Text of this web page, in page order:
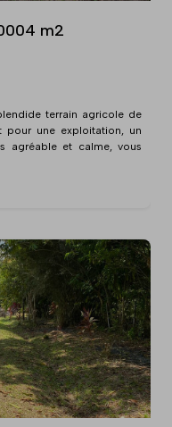
m2
terrain agricole de
pour une exploitation, un
agréable et calme, vous